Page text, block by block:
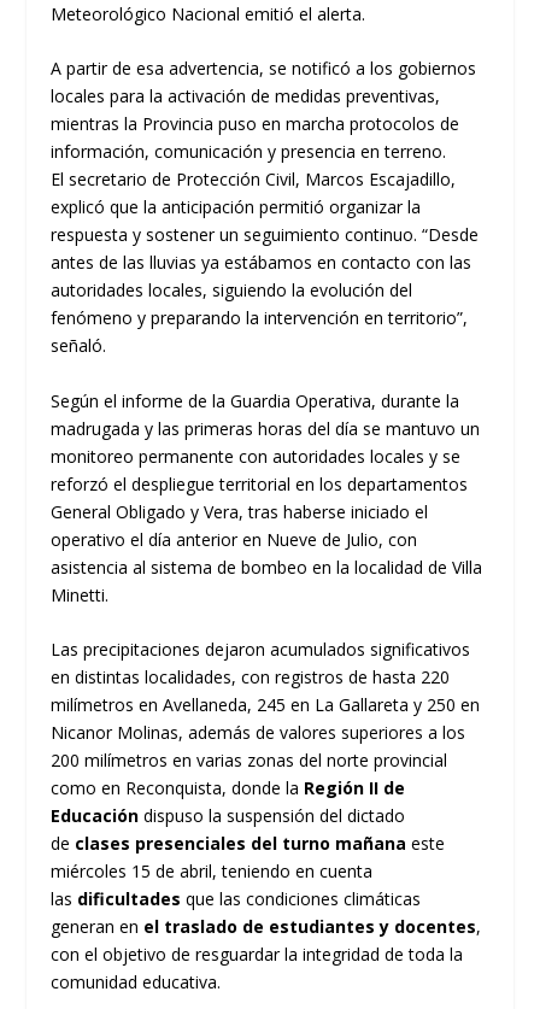
Meteorológico Nacional emitió el alerta.
A partir de esa advertencia, se notificó a los gobiernos
locales para la activación de medidas preventivas,
mientras la Provincia puso en marcha protocolos de
información, comunicación y presencia en terreno.
El secretario de Protección Civil, Marcos Escajadillo,
explicó que la anticipación permitió organizar la
respuesta y sostener un seguimiento continuo. “Desde
antes de las lluvias ya estábamos en contacto con las
autoridades locales, siguiendo la evolución del
fenómeno y preparando la intervención en territorio”,
señaló.
Según el informe de la Guardia Operativa, durante la
madrugada y las primeras horas del día se mantuvo un
monitoreo permanente con autoridades locales y se
reforzó el despliegue territorial en los departamentos
General Obligado y Vera, tras haberse iniciado el
operativo el día anterior en Nueve de Julio, con
asistencia al sistema de bombeo en la localidad de Villa
Minetti.
Las precipitaciones dejaron acumulados significativos
en distintas localidades, con registros de hasta 220
milímetros en Avellaneda, 245 en La Gallareta y 250 en
Nicanor Molinas, además de valores superiores a los
200 milímetros en varias zonas del norte provincial
como en Reconquista, donde la Región II de
Educación dispuso la suspensión del dictado
de clases presenciales del turno mañana este
miércoles 15 de abril, teniendo en cuenta
las dificultades que las condiciones climáticas
generan en el traslado de estudiantes y docentes,
con el objetivo de resguardar la integridad de toda la
comunidad educativa.